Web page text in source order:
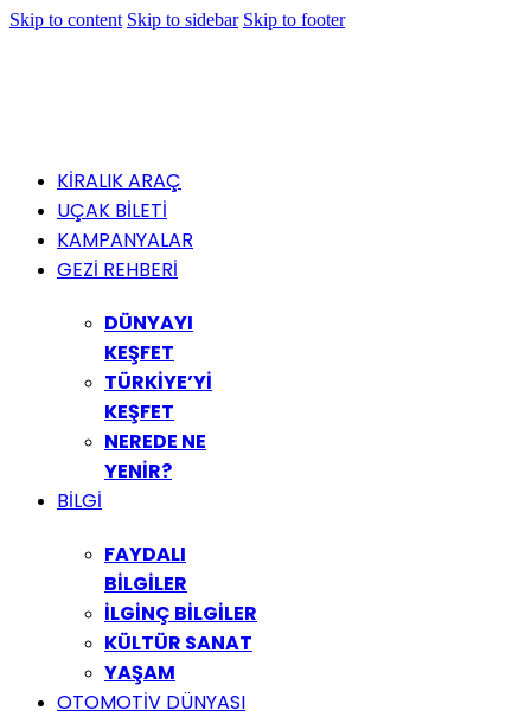
Skip to content Skip to sidebar Skip to footer
KİRALIK ARAÇ
UÇAK BİLETİ
KAMPANYALAR
GEZİ REHBERİ
DÜNYAYI
KEŞFET
TÜRKİYE’Yİ
KEŞFET
NEREDE NE
YENİR?
BİLGİ
FAYDALI
BİLGİLER
İLGİNÇ BİLGİLER
KÜLTÜR SANAT
YAŞAM
OTOMOTİV DÜNYASI